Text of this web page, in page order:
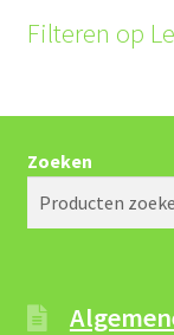
Filteren op
Zoeken